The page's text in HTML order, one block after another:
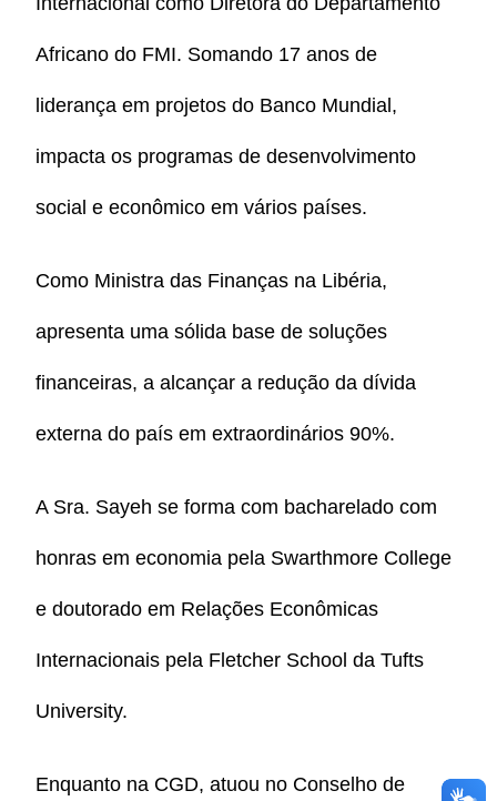
Africano do FMI. Somando 17 anos de
liderança em projetos do Banco Mundial,
impacta os programas de desenvolvimento
social e econômico em vários países.
Como Ministra das Finanças na Libéria,
apresenta uma sólida base de soluções
financeiras, a alcançar a redução da dívida
externa do país em extraordinários 90%.
A Sra. Sayeh se forma com bacharelado com
honras em economia pela Swarthmore College
e doutorado em Relações Econômicas
Internacionais pela Fletcher School da Tufts
University.
Enquanto na CGD, atuou no Conselho de